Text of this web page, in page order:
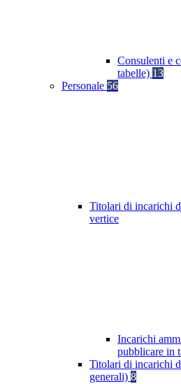
Consulenti e
tabelle) 13
Personale 56
Titolari di incarichi
vertice
Incarichi
pubblicare in
Titolari di incarichi
generali) 8